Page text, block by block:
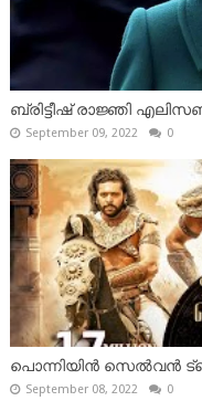
ബ്രിട്ടീഷ് രാജ്ഞി
September 09, 2022 0
പൊന്നിയിൻ സെൽവൻ
September 08, 2022 0